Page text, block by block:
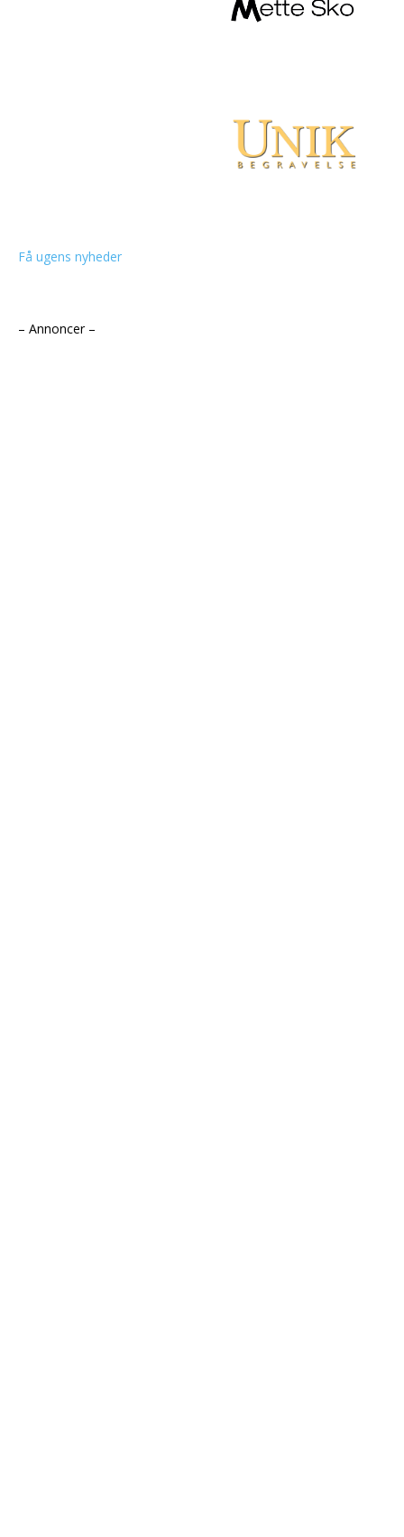
Få ugens nyheder
– Annoncer –